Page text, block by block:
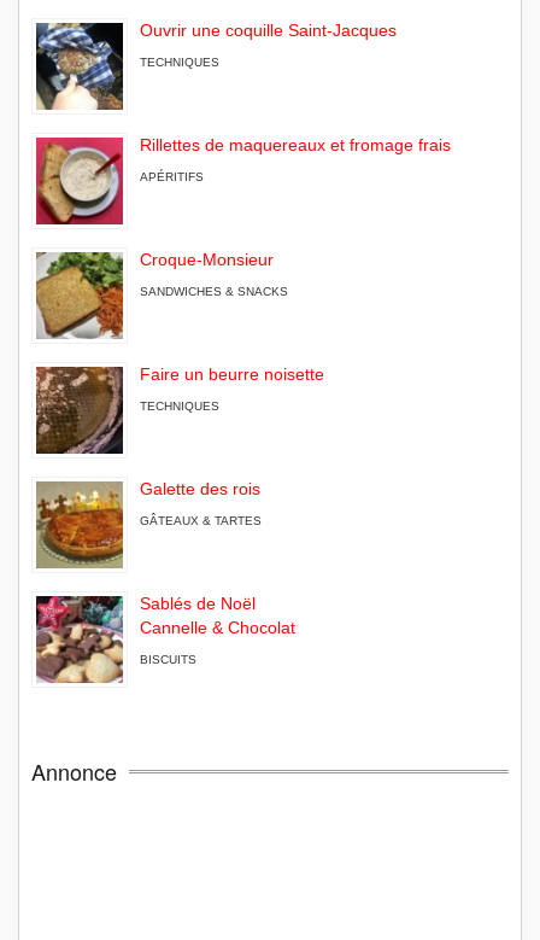
Ouvrir une coquille Saint-Jacques
TECHNIQUES
Rillettes de maquereaux et fromage frais
APÉRITIFS
Croque-Monsieur
SANDWICHES & SNACKS
Faire un beurre noisette
TECHNIQUES
Galette des rois
GÂTEAUX & TARTES
Sablés de Noël
Cannelle & Chocolat
BISCUITS
Annonce